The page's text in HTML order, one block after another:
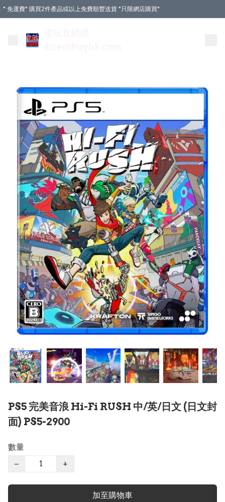
* 免運費* 購買2件產品或以上免費順豐送貨 *只限網店購買*
PS5 完美音浪 Hi-Fi RUSH 中/英/日文 (日文封
面) PS5-2900
數量
−
+
加至購物車